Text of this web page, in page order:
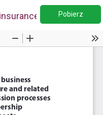
in agriculture
Pobierz